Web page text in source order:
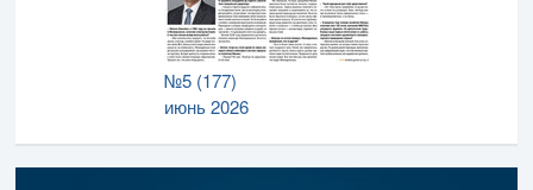
№5 (177)
июнь 2026